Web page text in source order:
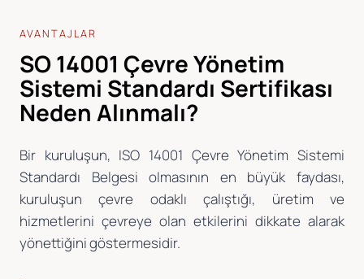
AVANTAJLAR
SO 14001 Çevre Yönetim
Sistemi Standardı Sertifikası
Neden Alınmalı?
Bir kuruluşun, ISO 14001 Çevre Yönetim Sistemi
Standardı Belgesi olmasının en büyük faydası,
kuruluşun çevre odaklı çalıştığı, üretim ve
hizmetlerini çevreye olan etkilerini dikkate alarak
yönettiğini göstermesidir.